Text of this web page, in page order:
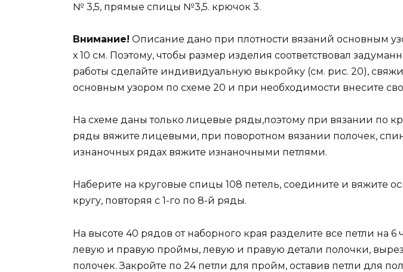
№ 3,5, прямые спицы №3,5. крючок 3.
Внимание! Описание дано при плотности вязаний основным
х 10 см. Поэтому, чтобы размер изделия соответствовал
работы сделайте индивидуальную выкройку (см. рис. 20),
основным узором по схеме 20 и при необходимости внесите
На схеме даны только лицевые ряды,поэтому при вязании по
ряды вяжите лицевыми, при поворотном вязании полочек,
изнаночных рядах вяжите изнаночными петлями.
Наберите на круговые спицы 108 петель, соедините и вяжите
кругу, повторяя с 1-го по 8-й ряды.
На высоте 40 рядов от наборного края разделите все петли на 6
левую и правую проймы, левую и правую детали полочки,
полочек. Закройте по 24 петли для пройм, оставив петли для